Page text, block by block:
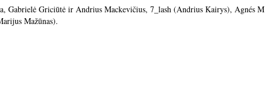
Gabrielė Griciūtė ir Andrius Mackevičius, 7_lash (Andrius Kairys), Agnés M
Mažūnas).